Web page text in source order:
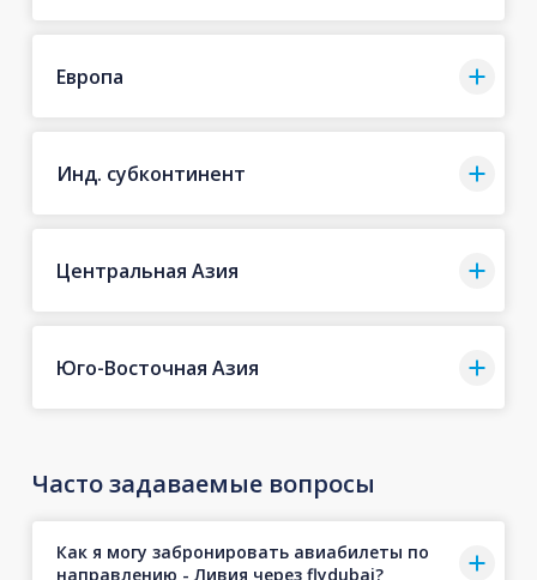
Европа
Инд. субконтинент
Центральная Азия
Юго-Восточная Азия
Часто задаваемые вопросы
Как я могу забронировать авиабилеты по
направлению - Ливия через flydubai?